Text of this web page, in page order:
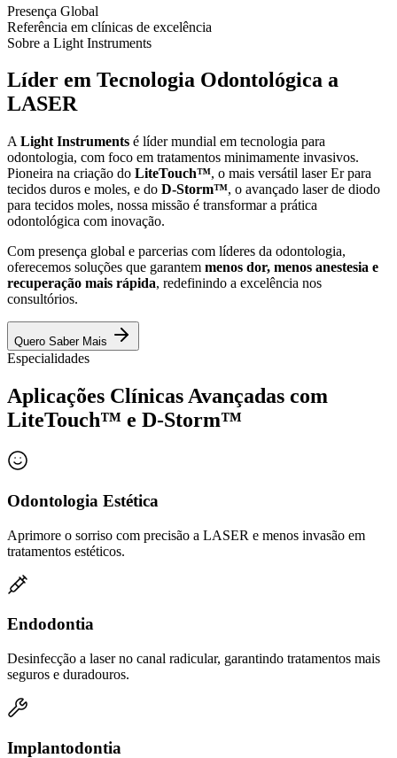
Presença Global
Referência em clínicas de excelência
Sobre a Light Instruments
Líder em Tecnologia Odontológica a
LASER
A Light Instruments é líder mundial em tecnologia para
odontologia, com foco em tratamentos minimamente invasivos.
Pioneira na criação do LiteTouch™, o mais versátil laser Er para
tecidos duros e moles, e do D-Storm™, o avançado laser de diodo
para tecidos moles, nossa missão é transformar a prática
odontológica com inovação.
Com presença global e parcerias com líderes da odontologia,
oferecemos soluções que garantem menos dor, menos anestesia e
recuperação mais rápida, redefinindo a excelência nos
consultórios.
Quero Saber Mais
Especialidades
Aplicações Clínicas Avançadas com
LiteTouch™ e D-Storm™
Odontologia Estética
Aprimore o sorriso com precisão a LASER e menos invasão em
tratamentos estéticos.
Endodontia
Desinfecção a laser no canal radicular, garantindo tratamentos mais
seguros e duradouros.
Implantodontia